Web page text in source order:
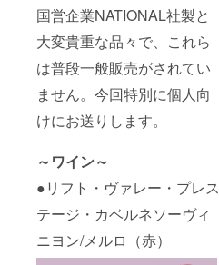
国営企業NATIONAL社製と
大変貴重な品々で、これら
は普段一般販売がされてい
ません。今回特別に個人向
けにお送りします。
～ワイン～
●リフト・ヴァレー・プレス
テージ・カベルネソーヴィ
ニヨン/メルロ（赤）